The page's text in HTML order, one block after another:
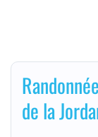
de la